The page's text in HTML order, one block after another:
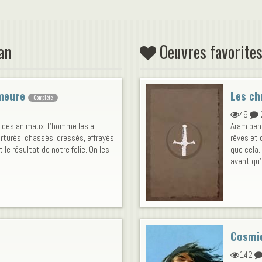
Complète
animaux. L'homme les a
chassés, dressés, effrayés.
le résultat de notre folie. On les
Oeuvres
Les
49
Aram
rêves et
que
avant
142